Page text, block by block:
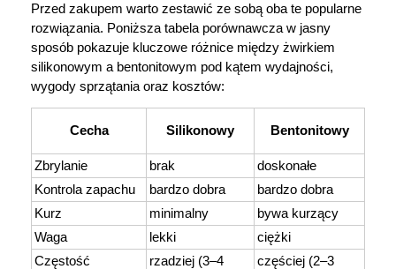
Przed zakupem warto zestawić ze sobą oba te popularne
rozwiązania. Poniższa tabela porównawcza w jasny
sposób pokazuje kluczowe różnice między żwirkiem
silikonowym a bentonitowym pod kątem wydajności,
wygody sprzątania oraz kosztów:
Cecha Silikonowy Bentonitowy
Zbrylanie brak
doskonałe
Kontrola zapachu
bardzo dobra
bardzo dobra
Kurz
minimalny
bywa kurzący
Waga
lekki
ciężki
Częstość
rzadziej (3–4
częściej (2–3